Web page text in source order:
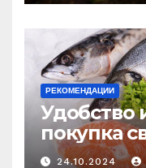
РЕКОМЕНДАЦИИ
Удобство
покупка
рыбы
24.10.2024